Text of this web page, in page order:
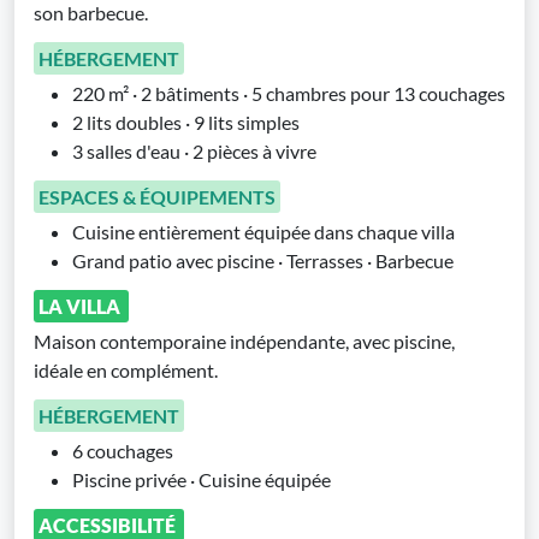
son barbecue.
HÉBERGEMENT
220 m² · 2 bâtiments · 5 chambres pour 13 couchages
2 lits doubles · 9 lits simples
3 salles d'eau · 2 pièces à vivre
ESPACES & ÉQUIPEMENTS
Cuisine entièrement équipée dans chaque villa
Grand patio avec piscine · Terrasses · Barbecue
LA VILLA
Maison contemporaine indépendante, avec piscine,
idéale en complément.
HÉBERGEMENT
6 couchages
Piscine privée · Cuisine équipée
ACCESSIBILITÉ